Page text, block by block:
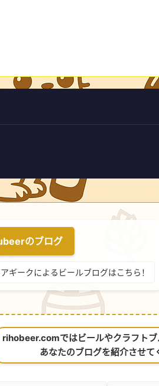
のブログ
ギークによるビールブログはこちら！
rihobeer.comではビールやクラフトブ
あなたのブログを紹介させて